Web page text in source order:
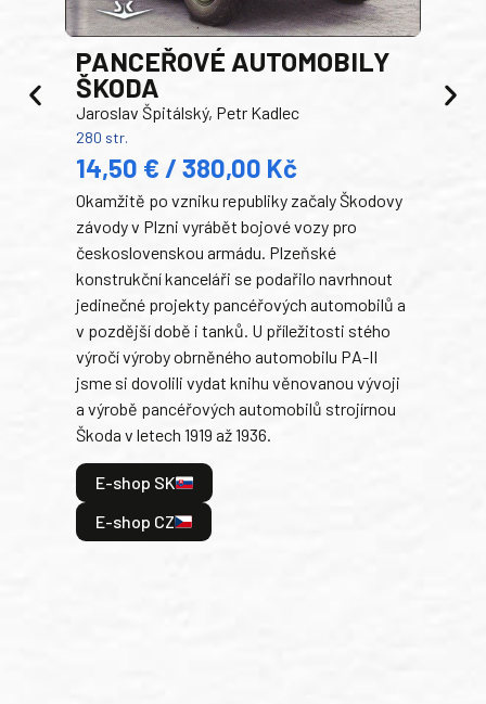
PANCEŘOVÉ AUTOMOBILY
ŠKODA
Jaroslav Špitálský, Petr Kadlec
280 str.
14,50 € / 380,00 Kč
Okamžitě po vzniku republiky začaly Škodovy
závody v Plzni vyrábět bojové vozy pro
československou armádu. Plzeňské
konstrukční kanceláři se podařilo navrhnout
jedinečné projekty pancéřových automobilů a
v pozdější době i tanků. U příležitosti stého
výročí výroby obrněného automobilu PA-II
jsme si dovolili vydat knihu věnovanou vývoji
a výrobě pancéřových automobilů strojírnou
Škoda v letech 1919 až 1936.
E-shop SK
E-shop CZ